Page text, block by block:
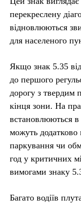
перекреслену
відновлюються
для населеного
Якщо знак 5.35
до першого
дорогу з твердим
кінця зони. На
встановлюються
можуть додатково
паркування чи
год у критичних
вимогами знаку
Багато водіїв